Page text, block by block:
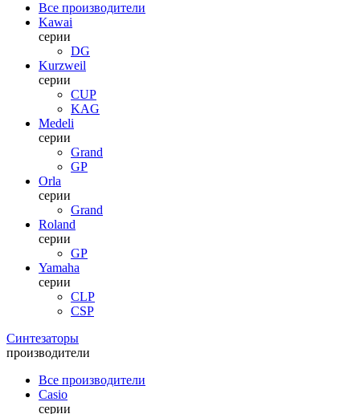
Все производители
Kawai
серии
DG
Kurzweil
серии
CUP
KAG
Medeli
серии
Grand
GP
Orla
серии
Grand
Roland
серии
GP
Yamaha
серии
CLP
CSP
Синтезаторы
производители
Все производители
Casio
серии